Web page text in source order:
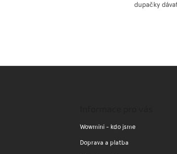
dupačky
Wowmini - kdo jsme
Doprava a platba